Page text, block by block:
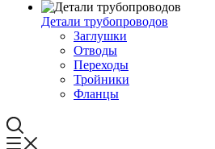
Детали трубопроводов
Заглушки
Отводы
Переходы
Тройники
Фланцы